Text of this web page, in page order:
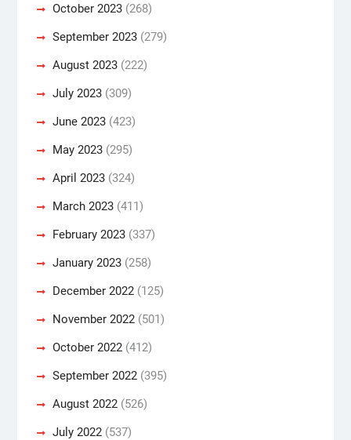
October 2023(268)
September 2023(279)
August 2023(222)
July 2023(309)
June 2023(423)
May 2023(295)
April 2023(324)
March 2023(411)
February 2023(337)
January 2023(258)
December 2022(125)
November 2022(501)
October 2022(412)
September 2022(395)
August 2022(526)
July 2022(537)